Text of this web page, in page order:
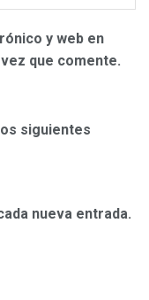
y web en
que comente.
siguientes
nueva entrada.